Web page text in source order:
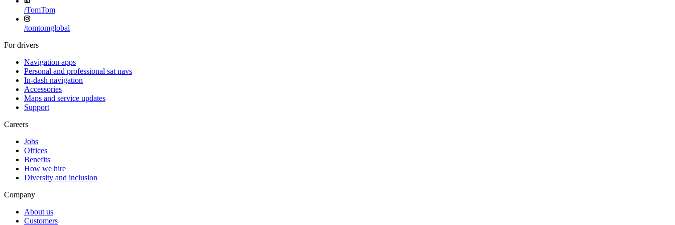
/TomTom
/tomtomglobal
For drivers
Navigation apps
Personal and professional sat navs
In-dash navigation
Accessories
Maps and service updates
Support
Careers
Jobs
Offices
Benefits
How we hire
Diversity and inclusion
Company
About us
Customers